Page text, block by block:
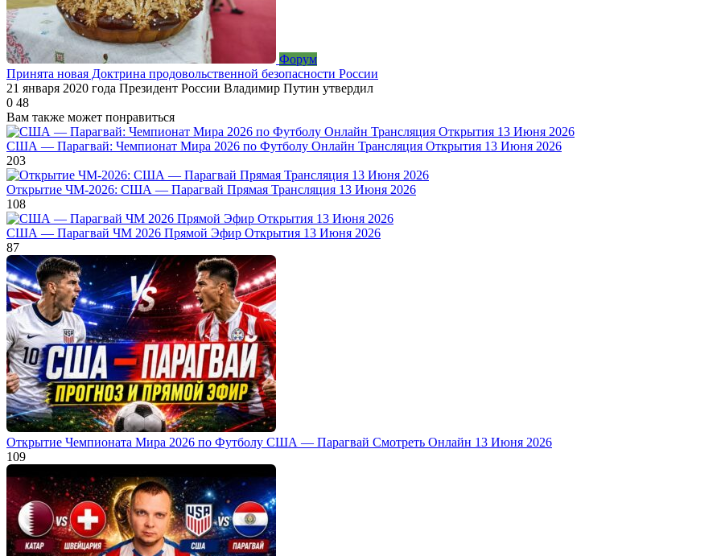
Форум
Принята новая Доктрина продовольственной безопасности России
21 января 2020 года Президент России Владимир Путин утвердил
0 48
Вам также может понравиться
США — Парагвай: Чемпионат Мира 2026 по Футболу Онлайн Трансляция Открытия 13 Июня 2026
203
Открытие ЧМ-2026: США — Парагвай Прямая Трансляция 13 Июня 2026
108
США — Парагвай ЧМ 2026 Прямой Эфир Открытия 13 Июня 2026
87
Открытие Чемпионата Мира 2026 по Футболу США — Парагвай Смотреть Онлайн 13 Июня 2026
109